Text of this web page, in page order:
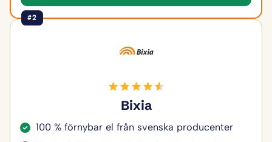
#2
Bixia
100 % förnybar el från svenska producenter